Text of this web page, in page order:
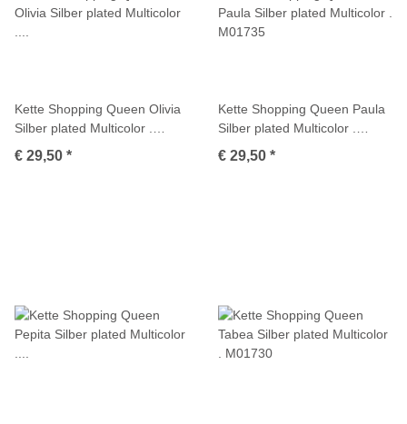
Kette Shopping Queen Olivia
Silber plated Multicolor .
M01718
€ 29,50 *
Kette Shopping Queen Paula
Silber plated Multicolor .
M01735
€ 29,50 *